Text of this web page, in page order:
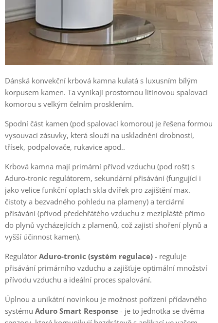
Dánská konvekční krbová kamna kulatá s luxusním bílým
korpusem kamen. Ta vynikají prostornou litinovou spalovací
komorou s velkým čelním prosklením.
Spodní část kamen (pod spalovací komorou) je řešena formou
vysouvací zásuvky, která slouží na uskladnění drobností,
třísek, podpalovače, rukavice apod..
Krbová kamna mají primární přívod vzduchu (pod rošt) s
Aduro-tronic regulátorem, sekundární přisávání (fungující i
jako velice funkční oplach skla dvířek pro zajištění max.
čistoty a bezvadného pohledu na plameny) a terciární
přisávání (přívod předehřátého vzduchu z mezipláště přímo
do plynů vycházejících z plamenů, což zajistí shoření plynů a
vyšší účinnost kamen).
Regulátor Aduro-tronic (systém regulace) - reguluje
přisávání primárního vzduchu a zajišťuje optimální množství
přívodu vzduchu a ideální proces spalování.
Úplnou a unikátní novinkou je možnost pořízení přídavného
systému Aduro Smart Response - je to jednotka se dvěma